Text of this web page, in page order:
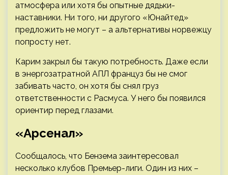
атмосфера или хотя бы опытные дядьки-
наставники. Ни того, ни другого «Юнайтед»
предложить не могут – а альтернативы норвежцу
попросту нет.
Карим закрыл бы такую потребность. Даже если
в энергозатратной АПЛ француз бы не смог
забивать часто, он хотя бы снял груз
ответственности с Расмуса. У него бы появился
ориентир перед глазами.
«Арсенал»
Сообщалось, что Бензема заинтересовал
несколько клубов Премьер-лиги. Один из них –